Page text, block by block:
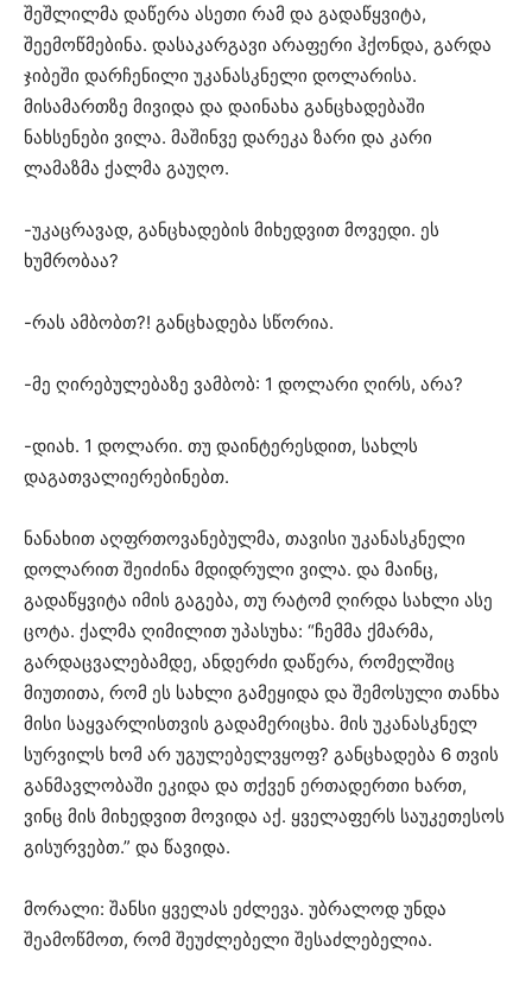
შეშლილმა დაწერა ასეთი რამ და გადაწყვიტა,
შეემოწმებინა. დასაკარგავი არაფერი ჰქონდა, გარდა
ჯიბეში დარჩენილი უკანასკნელი დოლარისა.
მისამართზე მივიდა და დაინახა განცხადებაში
ნახსენები ვილა. მაშინვე დარეკა ზარი და კარი
ლამაზმა ქალმა გაუღო.
-უკაცრავად, განცხადების მიხედვით მოვედი. ეს
ხუმრობაა?
-რას ამბობთ?! განცხადება სწორია.
-მე ღირებულებაზე ვამბობ: 1 დოლარი ღირს, არა?
-დიახ. 1 დოლარი. თუ დაინტერესდით, სახლს
დაგათვალიერებინებთ.
ნანახით აღფრთოვანებულმა, თავისი უკანასკნელი
დოლარით შეიძინა მდიდრული ვილა. და მაინც,
გადაწყვიტა იმის გაგება, თუ რატომ ღირდა სახლი ასე
ცოტა. ქალმა ღიმილით უპასუხა: “ჩემმა ქმარმა,
გარდაცვალებამდე, ანდერძი დაწერა, რომელშიც
მიუთითა, რომ ეს სახლი გამეყიდა და შემოსული თანხა
მისი საყვარლისთვის გადამერიცხა. მის უკანასკნელ
სურვილს ხომ არ უგულებელვყოფ? განცხადება 6 თვის
განმავლობაში ეკიდა და თქვენ ერთადერთი ხართ,
ვინც მის მიხედვით მოვიდა აქ. ყველაფერს საუკეთესოს
გისურვებთ.” და წავიდა.
მორალი: შანსი ყველას ეძლევა. უბრალოდ უნდა
შეამოწმოთ, რომ შეუძლებელი შესაძლებელია.